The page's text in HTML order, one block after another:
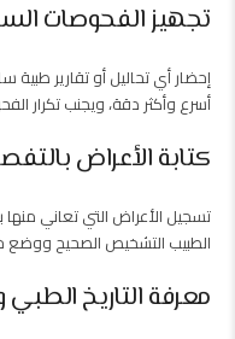
تجهيز الفحوصات
إحضار أي تحاليل أو تقارير
أسرع وأكثر دقة، ويجنب تكرار
كتابة الأعراض
تسجيل الأعراض التي تعاني
الطبيب التشخيص الصحيح ووضع
معرفة التاريخ الطبي